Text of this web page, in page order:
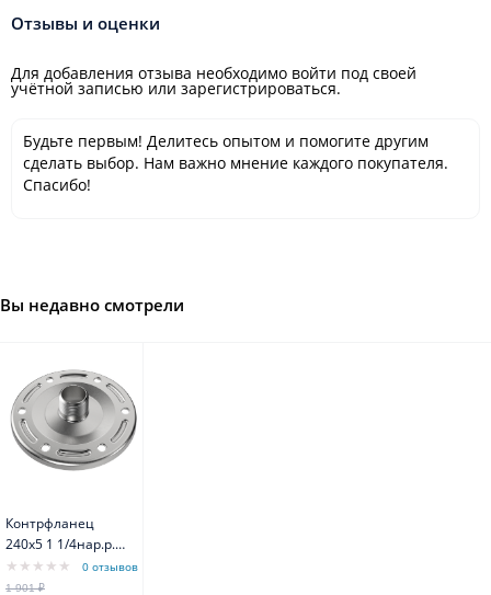
Отзывы и оценки
Для добавления отзыва необходимо войти под своей
учётной записью или зарегистрироваться.
Будьте первым! Делитесь опытом и помогите другим
сделать выбор. Нам важно мнение каждого покупателя.
Спасибо!
Вы недавно смотрели
Контрфланец
240х5 1 1/4нар.р.
для баков 200-
750л
0 отзывов